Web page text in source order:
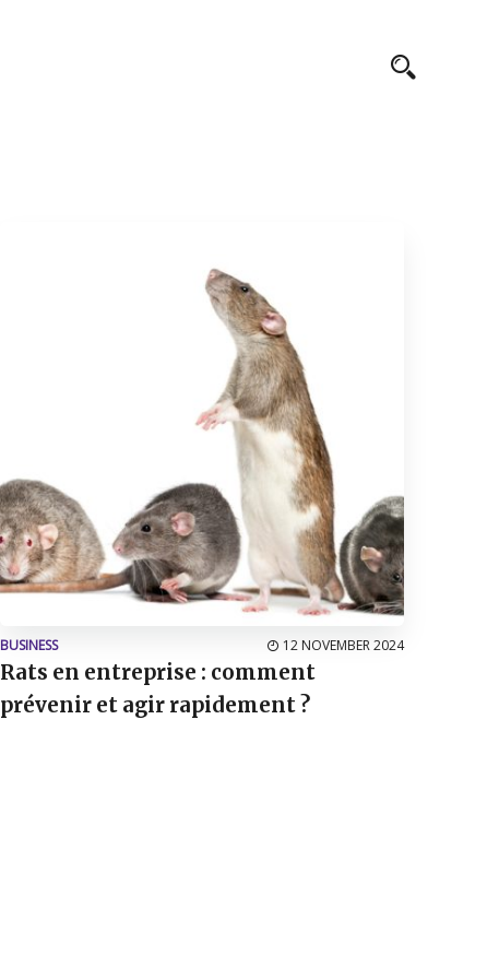
BUSINESS 12 NOVEMBER 2024
Rats en entreprise : comment
prévenir et agir rapidement ?